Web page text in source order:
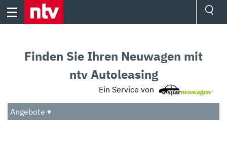
Skip
Audio
Das Beste
Finden Sie Ihren Neuwagen mit
ntv Autoleasing
Ein Service von
Angebote ▾